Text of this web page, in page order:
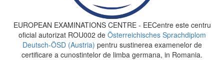
EUROPEAN EXAMINATIONS CENTRE - EECentre este centru
oficial autorizat ROU002 deÖsterreichisches Sprachdiplom
Deutsch-ÖSD (Austria) pentru sustinerea examenelor de
certificare a cunostintelor de limba germana, in Romania.